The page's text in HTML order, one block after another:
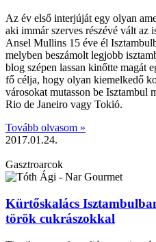
Az év első interjúját egy olyan
aki immár szerves részévé vált az
Ansel Mullins 15 éve él
melyben beszámolt legjobb
blog szépen lassan kinőtte magát
fő célja, hogy olyan kiemelkedő
városokat mutasson be Isztambul
Rio de Janeiro vagy Tokió.
Tovább olvasom »
2017.01.24.
Gasztroarcok
Kürtőskalács
török cukrászokkal